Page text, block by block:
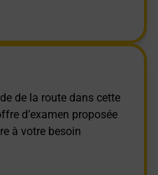
de la route dans cette
d’examen proposée
à votre besoin